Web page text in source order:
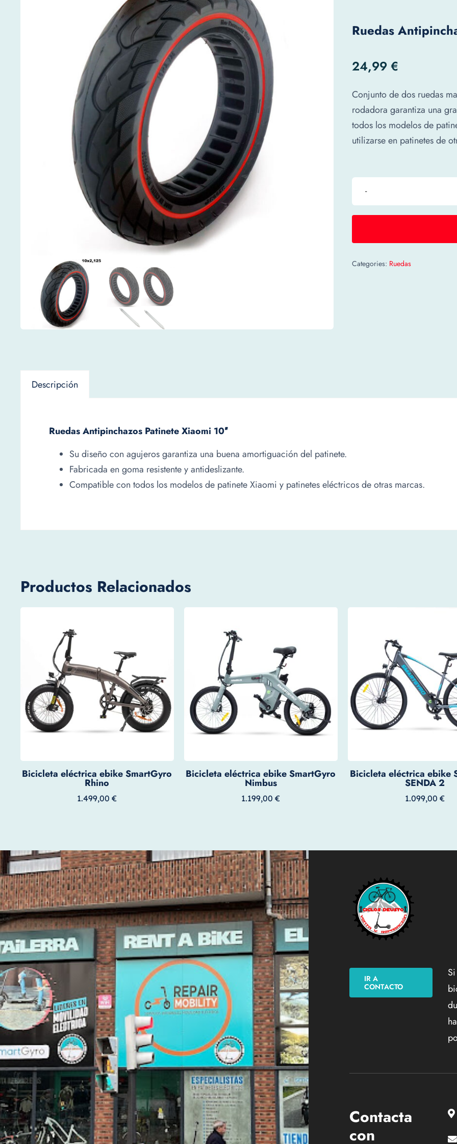
Ruedas
24,99 €
Conjunto de dos ruedas
rodadora garantiza una
todos los modelos de
utilizarse en patinetes de
Categories: Ruedas
Descripción
Ruedas Antipinchazos Patinete Xiaomi 10″
Su diseño con agujeros garantiza una buena amortiguación del patinete.
Fabricada en goma resistente y antideslizante.
Compatible con todos los modelos de patinete Xiaomi y patinetes eléctricos de otras marcas.
Productos Relacionados
Bicicleta eléctrica ebike SmartGyro
Rhino
1.499,00€
Bicicleta eléctrica ebike SmartGyro
Nimbus
1.199,00€
Bicicleta eléctrica ebike
SENDA 2
1.099,00 €
IR A
CONTACTO
Contacta
con